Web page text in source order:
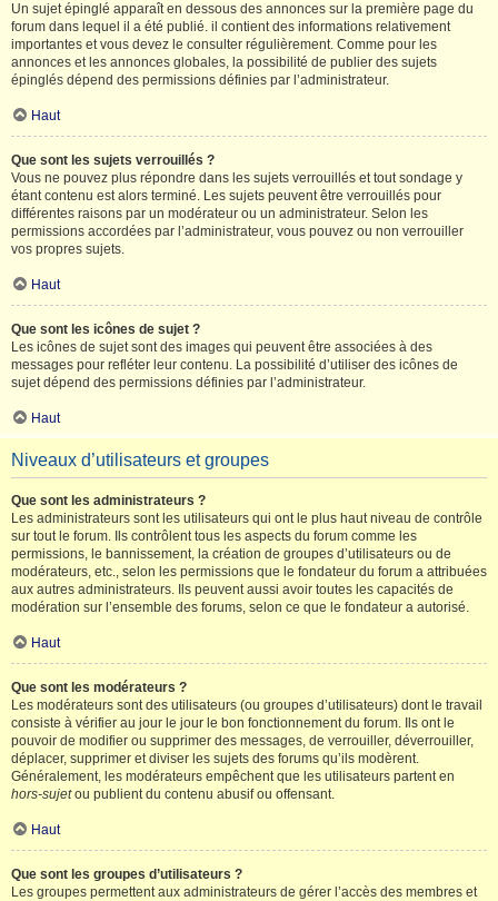
Un sujet épinglé apparaît en dessous des annonces sur la première page du
forum dans lequel il a été publié. il contient des informations relativement
importantes et vous devez le consulter régulièrement. Comme pour les
annonces et les annonces globales, la possibilité de publier des sujets
épinglés dépend des permissions définies par l’administrateur.
Haut
Que sont les sujets verrouillés ?
Vous ne pouvez plus répondre dans les sujets verrouillés et tout sondage y
étant contenu est alors terminé. Les sujets peuvent être verrouillés pour
différentes raisons par un modérateur ou un administrateur. Selon les
permissions accordées par l’administrateur, vous pouvez ou non verrouiller
vos propres sujets.
Haut
Que sont les icônes de sujet ?
Les icônes de sujet sont des images qui peuvent être associées à des
messages pour refléter leur contenu. La possibilité d’utiliser des icônes de
sujet dépend des permissions définies par l’administrateur.
Haut
Niveaux d’utilisateurs et groupes
Que sont les administrateurs ?
Les administrateurs sont les utilisateurs qui ont le plus haut niveau de contrôle
sur tout le forum. Ils contrôlent tous les aspects du forum comme les
permissions, le bannissement, la création de groupes d’utilisateurs ou de
modérateurs, etc., selon les permissions que le fondateur du forum a attribuées
aux autres administrateurs. Ils peuvent aussi avoir toutes les capacités de
modération sur l’ensemble des forums, selon ce que le fondateur a autorisé.
Haut
Que sont les modérateurs ?
Les modérateurs sont des utilisateurs (ou groupes d’utilisateurs) dont le travail
consiste à vérifier au jour le jour le bon fonctionnement du forum. Ils ont le
pouvoir de modifier ou supprimer des messages, de verrouiller, déverrouiller,
déplacer, supprimer et diviser les sujets des forums qu’ils modèrent.
Généralement, les modérateurs empêchent que les utilisateurs partent en
hors-sujetou publient du contenu abusif ou offensant.
Haut
Que sont les groupes d’utilisateurs ?
Les groupes permettent aux administrateurs de gérer l’accès des membres et